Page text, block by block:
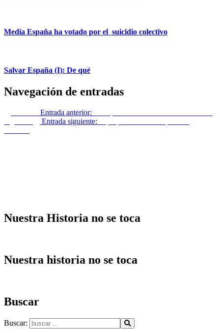
Media España ha votado por el suicidio colectivo
Salvar España (I): De qué
Navegación de entradas
Entrada anterior:
Entrada siguiente:
Nuestra Historia no se toca
Nuestra historia no se toca
Buscar
Buscar: